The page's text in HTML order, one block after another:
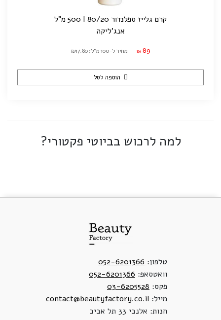
קרם גלייז ספלנדור 80/20 | 500 מ"ל
אנג'ליקה
₪ 89 מחיר ל-100 מ"ל: ₪17.80
הוספה לסל
למה לרכוש בביוטי פקטורי?
טלפון: 052-6201366
וואטסאפ: 052-6201366
פקס: 03-6205528
מייל: contact@beautyfactory.co.il
חנות: אלנבי 33 תל אביב